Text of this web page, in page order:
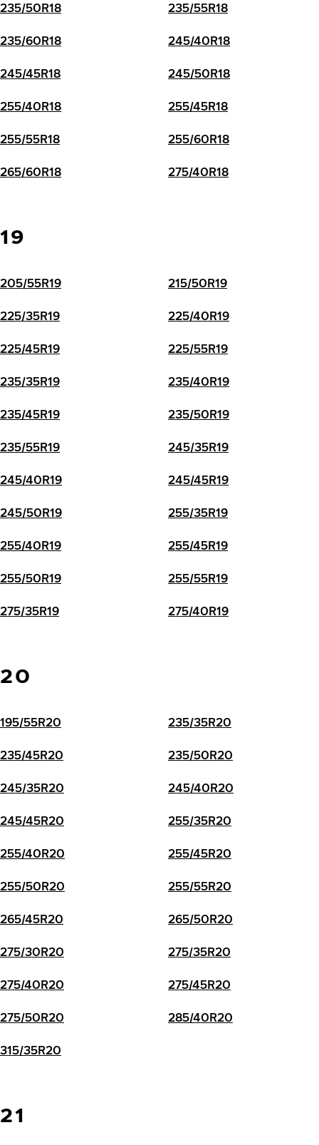
235/50R18 235/55R18
235/60R18 245/40R18
245/45R18 245/50R18
255/40R18 255/45R18
255/55R18 255/60R18
265/60R18 275/40R18
19
205/55R19 215/50R19
225/35R19 225/40R19
225/45R19 225/55R19
235/35R19 235/40R19
235/45R19 235/50R19
235/55R19 245/35R19
245/40R19 245/45R19
245/50R19 255/35R19
255/40R19 255/45R19
255/50R19 255/55R19
275/35R19 275/40R19
20
195/55R20 235/35R20
235/45R20 235/50R20
245/35R20 245/40R20
245/45R20 255/35R20
255/40R20 255/45R20
255/50R20 255/55R20
265/45R20 265/50R20
275/30R20 275/35R20
275/40R20 275/45R20
275/50R20 285/40R20
315/35R20
21